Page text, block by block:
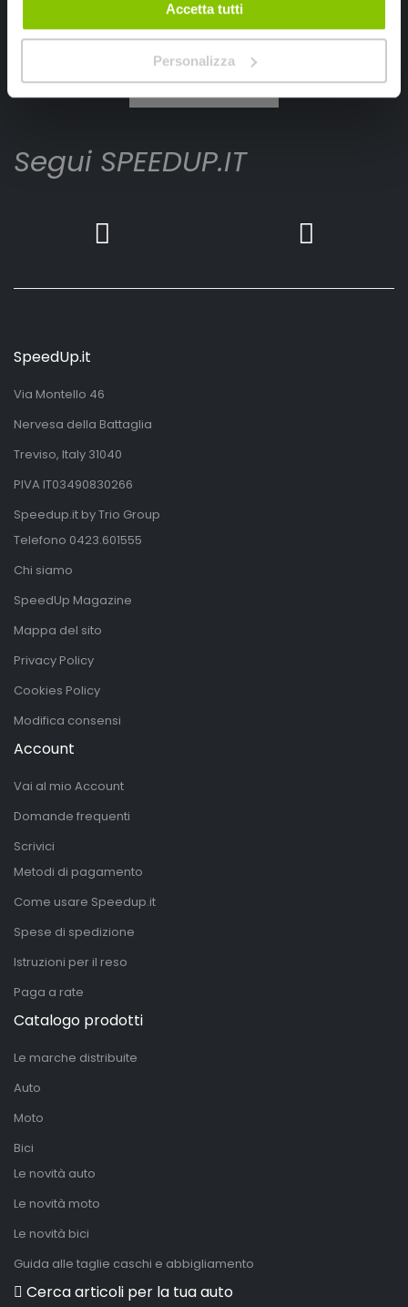
Accetta tutti
Personalizza
Iscrivimi
Segui SPEEDUP.IT
SpeedUp.it
Via Montello 46
Nervesa della Battaglia
Treviso, Italy 31040
PIVA IT03490830266
Speedup.it by Trio Group
Telefono 0423.601555
Chi siamo
SpeedUp Magazine
Mappa del sito
Privacy Policy
Cookies Policy
Modifica consensi
Account
Vai al mio Account
Domande frequenti
Scrivici
Metodi di pagamento
Come usare Speedup.it
Spese di spedizione
Istruzioni per il reso
Paga a rate
Catalogo prodotti
Le marche distribuite
Auto
Moto
Bici
Le novità auto
Le novità moto
Le novità bici
Guida alle taglie caschi e abbigliamento
Cerca articoli per la tua auto